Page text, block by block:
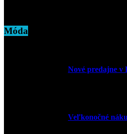
Móda
Nové predajne v
Veľkonočné